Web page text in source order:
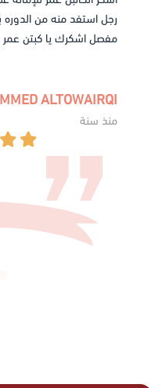
رجل استفد منه من
مفصل اشكرك يا كبتن عمر
ALTOWAIRQI
منذ سنة